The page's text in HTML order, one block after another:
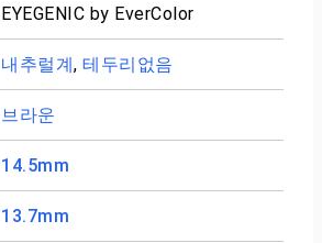
EYEGENIC by EverColor
내추럴계, 테두리없음
브라운
14.5mm
13.7mm